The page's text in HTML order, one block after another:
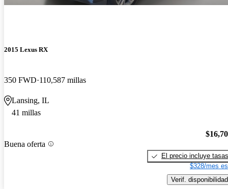
2015 Lexus RX
350 FWD 110,587 millas
Lansing, IL
41 millas
Buena oferta
El precio incluye tasas
$328/mes
Verif. disponibilidad